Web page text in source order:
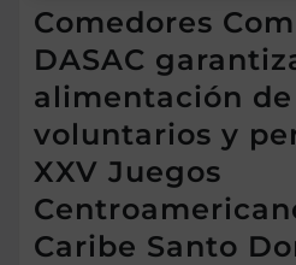
Comedores
DASAC
alimentación
voluntarios y
XXV Juegos
Caribe Santo